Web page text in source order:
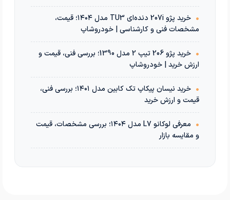
•
خرید پژو 207i دنده‌ای TU3 مدل ۱۴۰۴؛ قیمت،
مشخصات فنی و کارشناسی | خودروشاپ
•
خرید پژو 206 تیپ 2 مدل 1390؛ بررسی فنی، قیمت و
ارزش خرید | خودروشاپ
•
خرید نیسان پیکاپ تک کابین مدل ۱۴۰۱؛ بررسی فنی،
قیمت و ارزش خرید
•
معرفی لوکانو L7 مدل ۱۴۰۴؛ بررسی مشخصات، قیمت
و مقایسه بازار